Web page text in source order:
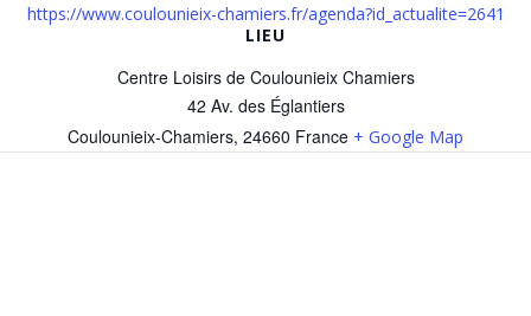
https://www.coulounieix-chamiers.fr/agenda?id_actualite=2641
LIEU
Centre Loisirs de Coulounieix Chamiers
42 Av. des Églantiers
Coulounieix-Chamiers, 24660 France + Google Map